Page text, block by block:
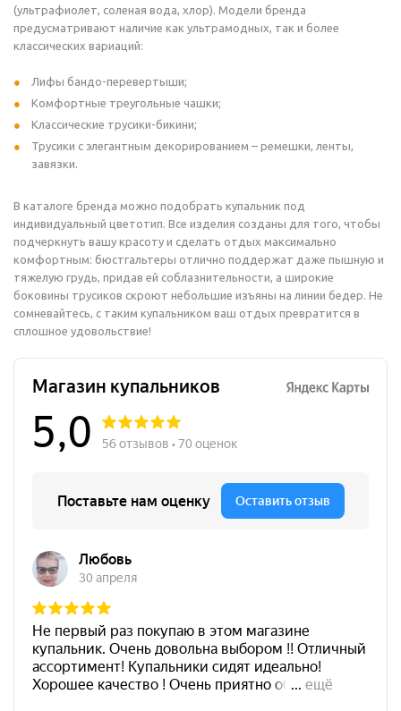
(ультрафиолет, соленая вода, хлор). Модели бренда
предусматривают наличие как ультрамодных, так и более
классических вариаций:
Лифы бандо-перевертыши;
Комфортные треугольные чашки;
Классические трусики-бикини;
Трусики с элегантным декорированием – ремешки, ленты,
завязки.
В каталоге бренда можно подобрать купальник под
индивидуальный цветотип. Все изделия созданы для того, чтобы
подчеркнуть вашу красоту и сделать отдых максимально
комфортным: бюстгальтеры отлично поддержат даже пышную и
тяжелую грудь, придав ей соблазнительности, а широкие
боковины трусиков скроют небольшие изъяны на линии бедер. Не
сомневайтесь, с таким купальником ваш отдых превратится в
сплошное удовольствие!